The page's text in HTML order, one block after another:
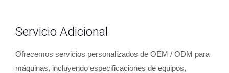
Servicio Adicional
Ofrecemos servicios personalizados de OEM / ODM para
máquinas, incluyendo especificaciones de equipos,